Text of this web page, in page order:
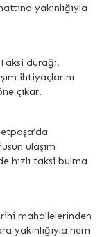
yakınlığıyla
durağı,
ihtiyaçlarını
çıkar.
ulaşım
hızlı taksi bulma
mahallelerinden
yakınlığıyla hem